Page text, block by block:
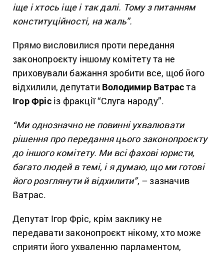
іще і хтось іще і так далі. Тому з питанням
конституційності, на жаль”.
Прямо висловилися проти передання
законопроєкту іншому комітету та не
приховували бажання зробити все, щоб його
відхилили, депутати Володимир Ватраста
Ігор Фрісіз фракції “Слуга народу”.
“Ми однозначно не повинні ухвалювати
рішення про передання цього законопроєкту
до іншого комітету. Ми всі фахові юристи,
багато людей в темі, і я думаю, що ми готові
його розглянути й відхилити”, – зазначив
Ватрас.
Депутат Ігор Фріс, крім заклику не
передавати законопроєкт нікому, хто може
сприяти його ухваленню парламентом,